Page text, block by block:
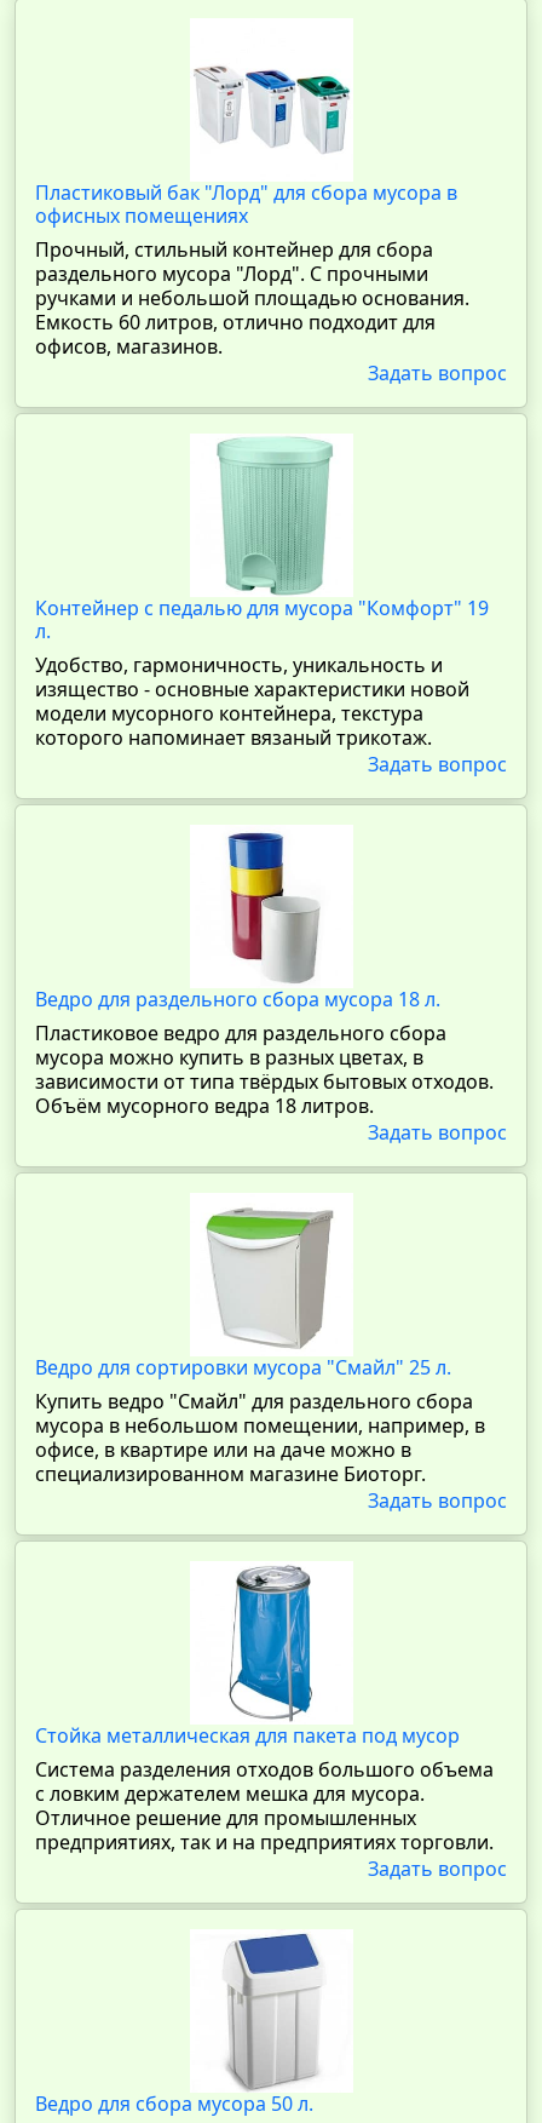
Пластиковый бак "Лорд" для сбора мусора в
офисных помещениях
Прочный, стильный контейнер для сбора
раздельного мусора "Лорд". С прочными
ручками и небольшой площадью основания.
Емкость 60 литров, отлично подходит для
офисов, магазинов.
Задать вопрос
Контейнер с педалью для мусора "Комфорт" 19
л.
Удобство, гармоничность, уникальность и
изящество - основные характеристики новой
модели мусорного контейнера, текстура
которого напоминает вязаный трикотаж.
Задать вопрос
Ведро для раздельного сбора мусора 18 л.
Пластиковое ведро для раздельного сбора
мусора можно купить в разных цветах, в
зависимости от типа твёрдых бытовых отходов.
Объём мусорного ведра 18 литров.
Задать вопрос
Ведро для сортировки мусора "Смайл" 25 л.
Купить ведро "Смайл" для раздельного сбора
мусора в небольшом помещении, например, в
офисе, в квартире или на даче можно в
специализированном магазине Биоторг.
Задать вопрос
Стойка металлическая для пакета под мусор
Система разделения отходов большого объема
с ловким держателем мешка для мусора.
Отличное решение для промышленных
предприятиях, так и на предприятиях торговли.
Задать вопрос
Ведро для сбора мусора 50 л.